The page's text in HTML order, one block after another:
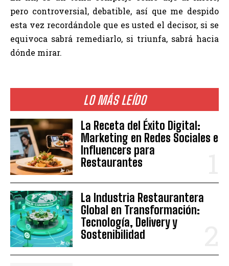
LO MÁS LEÍDO
La Receta del Éxito Digital:
Marketing en Redes Sociales e
Influencers para
Restaurantes
La Industria Restaurantera
Global en Transformación:
Tecnología, Delivery y
Sostenibilidad
pero controversial, debatible, así que me despido
esta vez recordándole que es usted el decisor, si se
equivoca sabrá remediarlo, si triunfa, sabrá hacia
dónde mirar.